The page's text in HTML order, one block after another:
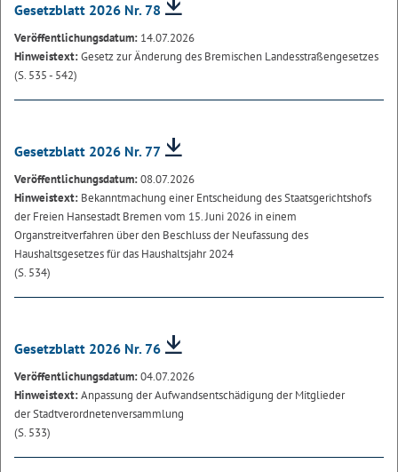
Gesetzblatt 2026 Nr. 78
Veröffentlichungsdatum: 14.07.2026
Hinweistext:Gesetz zur Änderung des Bremischen Landesstraßengesetzes
(S. 535 - 542)
Gesetzblatt 2026 Nr. 77
Veröffentlichungsdatum:08.07.2026
Hinweistext: Bekanntmachung einer Entscheidung des Staatsgerichtshofs
der Freien Hansestadt Bremen vom 15. Juni 2026 in einem
Organstreitverfahren über den Beschluss der Neufassung des
Haushaltsgesetzes für das Haushaltsjahr 2024
(S. 534)
Gesetzblatt 2026 Nr. 76
Veröffentlichungsdatum:04.07.2026
Hinweistext:Anpassung der Aufwandsentschädigung der Mitglieder
der Stadtverordnetenversammlung
(S. 533)